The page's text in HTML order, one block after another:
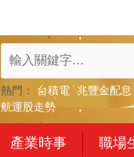
熱門： 台積電 兆豐金配息
航運股走勢
產業時事 職場